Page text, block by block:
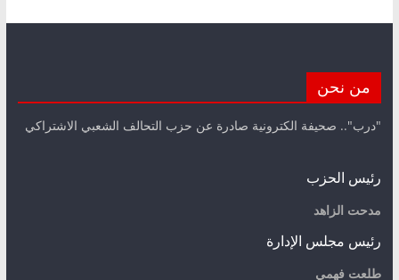
من نحن
"درب".. صحيفة الكترونية صادرة عن حزب التحالف الشعبي الاشتراكي
رئيس الحزب
مدحت الزاهد
رئيس مجلس الإدارة
طلعت فهمي